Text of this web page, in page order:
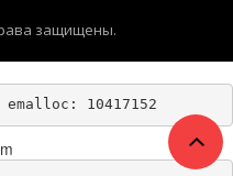
защищены.
10417152